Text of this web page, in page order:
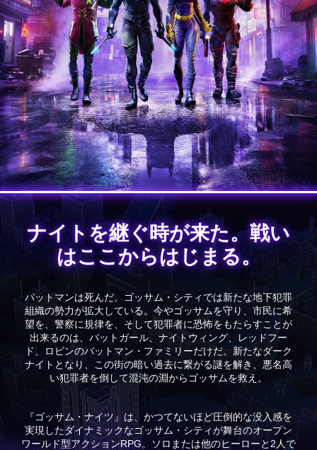
ナイトを継ぐ時が来た。戦い
はここからはじまる。
バットマンは死んだ。ゴッサム・シティでは新たな地下犯罪
組織の勢力が拡大している。今やゴッサムを守り、市民に希
望を、警察に規律を、そして犯罪者に恐怖をもたらすことが
出来るのは、バットガール、ナイトウィング、レッドフー
ド、ロビンのバットマン・ファミリーだけだ。新たなダーク
ナイトとなり、この街の暗い過去に繋がる謎を解き、悪名高
い犯罪者を倒して混沌の淵からゴッサムを救え。
『ゴッサム・ナイツ』は、かつてないほど圧倒的な没入感を
実現したダイナミックなゴッサム・シティが舞台のオープン
ワールド型アクションRPG。ソロまたは他のヒーローと2人で